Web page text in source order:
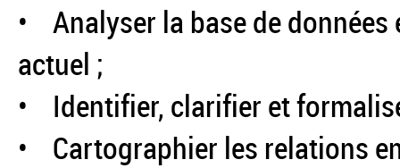
• Analyser la base de
actuel ;
• Identifier, clarifier et
• Cartographier les relations